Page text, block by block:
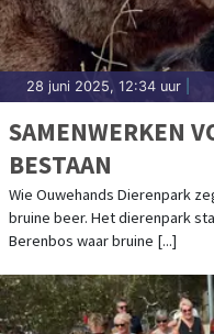
28 juni 2025, 12:34 uur
SAMENWERKEN
BESTAAN
Wie Ouwehands Dierenpark
bruine beer. Het dierenpark
Berenbos waar bruine [...]